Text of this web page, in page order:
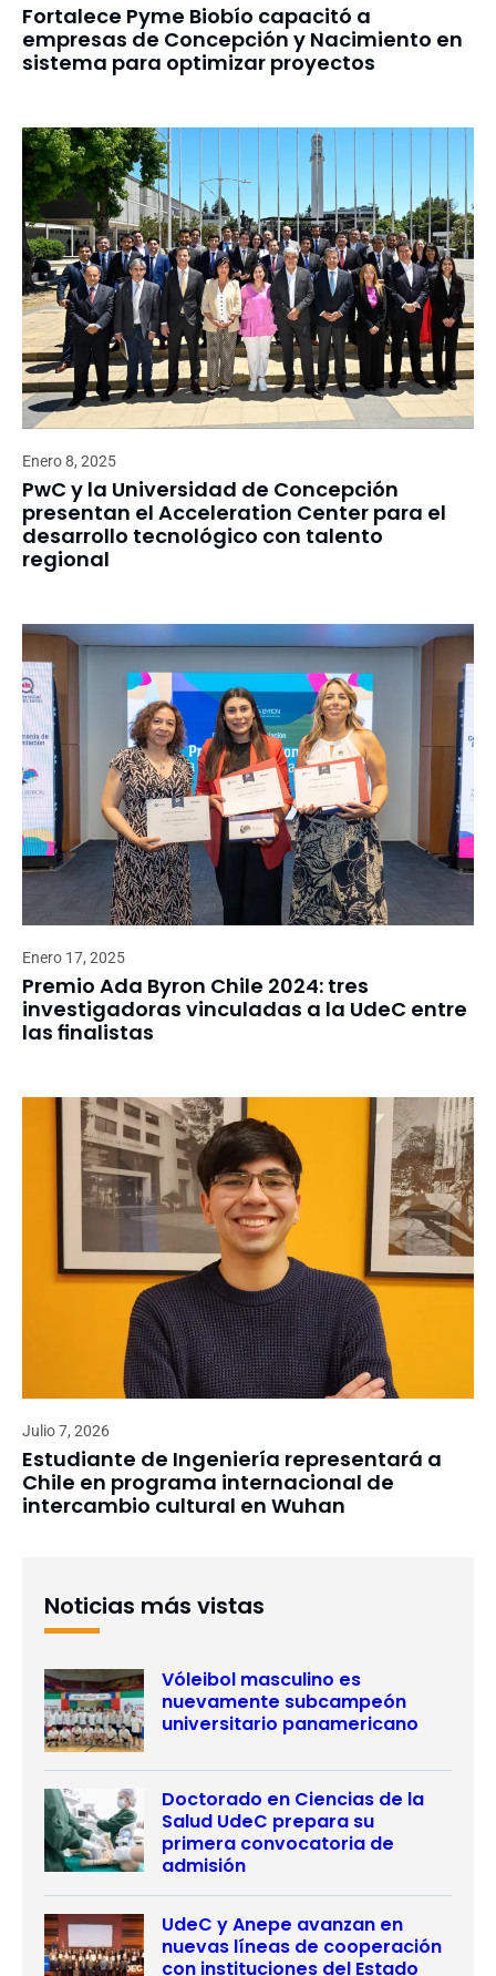
Fortalece Pyme Biobío capacitó a
empresas de Concepción y Nacimiento en
sistema para optimizar proyectos
Enero 8, 2025
PwC y la Universidad de Concepción
presentan el Acceleration Center para el
desarrollo tecnológico con talento
regional
Enero 17, 2025
Premio Ada Byron Chile 2024: tres
investigadoras vinculadas a la UdeC entre
las finalistas
Julio 7, 2026
Estudiante de Ingeniería representará a
Chile en programa internacional de
intercambio cultural en Wuhan
Noticias más vistas
Vóleibol masculino es
nuevamente subcampeón
universitario panamericano
Doctorado en Ciencias de la
Salud UdeC prepara su
primera convocatoria de
admisión
UdeC y Anepe avanzan en
nuevas líneas de cooperación
con instituciones del Estado